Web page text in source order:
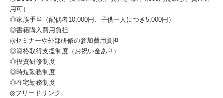
用可）
◎家族手当（配偶者10,000円、子供一人につき5,000円）
◎書籍購入費用負担
◎セミナーや外部研修の参加費用負担
◎資格取得支援制度（お祝い金あり）
◎投資研修制度
◎時短勤務制度
◎在宅勤務制度
◎フリードリンク